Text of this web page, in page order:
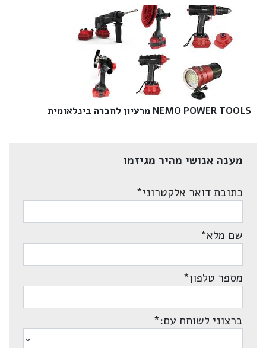
NEMO POWER TOOLS מרעיון לחברה בינלאומית‎
מענה אנושי מהיר מגיזמו
כתובת דואר אלקטרוני*
שם מלא*
מספר טלפון*
ברצוני לשוחח עם:*